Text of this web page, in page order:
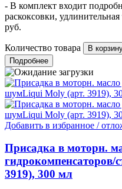
- В комплект входит
раскоксовки,
руб.
Количество товара
Подробнее
Добавить в избранное /
Присадка в моторн.
3919), 300 мл